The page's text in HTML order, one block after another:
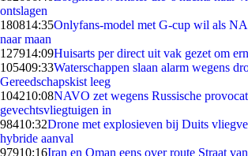
ontslagen
180814:35Onlyfans-model met G-cup wil als
naar maan
127914:09Huisarts per direct uit vak gezet om
105409:33Waterschappen slaan alarm wegens
Gereedschapskist leeg
104210:08NAVO zet wegens Russische
gevechtsvliegtuigen in
98410:32Drone met explosieven bij Duits
hybride aanval
97910:16Iran en Oman eens over route Straat